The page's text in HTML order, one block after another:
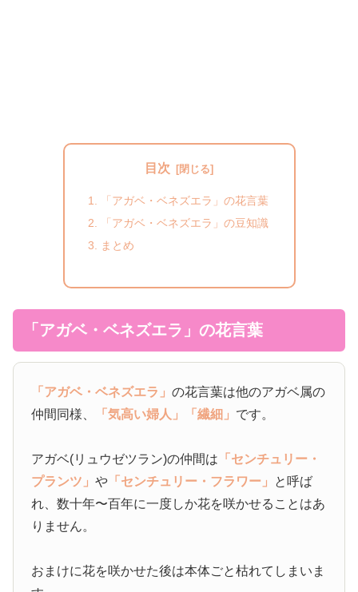
目次
「アガベ・ベネズエラ」の花言葉
「アガベ・ベネズエラ」の豆知識
まとめ
「アガベ・ベネズエラ」の花言葉
「アガベ・ベネズエラ」の花言葉は他のアガベ属の
仲間同様、
「気高い婦人」 「繊細」 です。
アガベ(リュウゼツラン)の仲間は 「センチュリー・
プランツ」や 「センチュリー・フラワー」 と呼ば
れ、数十年〜百年に一度しか花を咲かせることはあ
りません。
おまけに花を咲かせた後は本体ごと枯れてしまいま